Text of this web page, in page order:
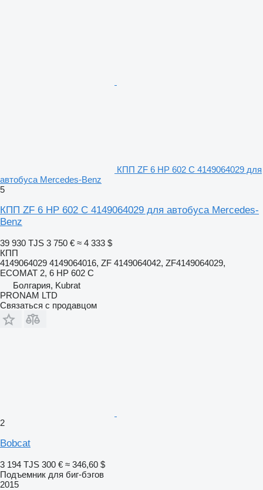
КПП ZF 6 HP 602 C 4149064029 для
автобуса Mercedes-Benz
5
КПП ZF 6 HP 602 C 4149064029 для автобуса Mercedes-
Benz
39 930 TJS 3 750 € ≈ 4 333 $
КПП
4149064029 4149064016, ZF 4149064042, ZF4149064029,
ECOMAT 2, 6 HP 602 C
Болгария, Kubrat
PRONAM LTD
Связаться с продавцом
2
Bobcat
3 194 TJS 300 € ≈ 346,60 $
Подъемник для биг-бэгов
2015